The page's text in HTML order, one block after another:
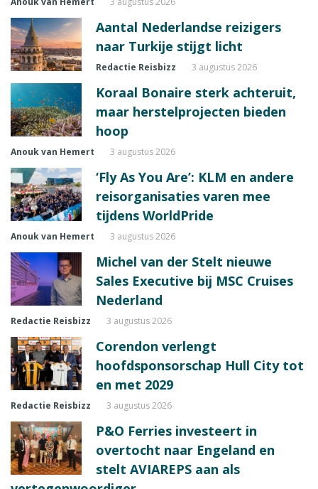
Aantal Nederlandse reizigers
naar Turkije stijgt licht
Redactie Reisbizz 3 augustus 2026
Koraal Bonaire sterk achteruit,
maar herstelprojecten bieden
hoop
Anouk van Hemert 3 augustus 2026
‘Fly As You Are’: KLM en andere
reisorganisaties varen mee
tijdens WorldPride
Anouk van Hemert 3 augustus 2026
Michel van der Stelt nieuwe
Sales Executive bij MSC Cruises
Nederland
Redactie Reisbizz 3 augustus 2026
Corendon verlengt
hoofdsponsorschap Hull City tot
en met 2029
Redactie Reisbizz 3 augustus 2026
P&O Ferries investeert in
overtocht naar Engeland en
stelt AVIAREPS aan als